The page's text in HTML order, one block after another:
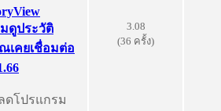
ดูประวัติ
เคยเชื่อมต่อ
ดโปรแกรม
3.08
(36 ครั้ง)